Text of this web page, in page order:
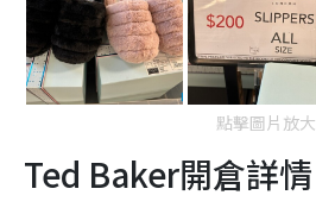
點擊圖片放大
Ted Baker開倉詳情